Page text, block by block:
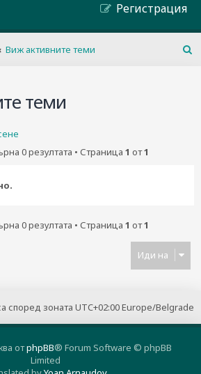
Регистрация
Виж активните теми
теми
0 резултата • Страница 1 от1
0 резултата • Страница 1 от1
Иди на
според зоната UTC+02:00 Europe/Belgrade
отphpBB® Forum Software © phpBB
Limited